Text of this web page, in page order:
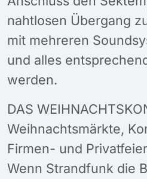
nahtlosen Übergang
mit mehreren
und alles
werden.
DAS
Weihnachtsmärkte,
Firmen- und
Wenn Strandfunk die